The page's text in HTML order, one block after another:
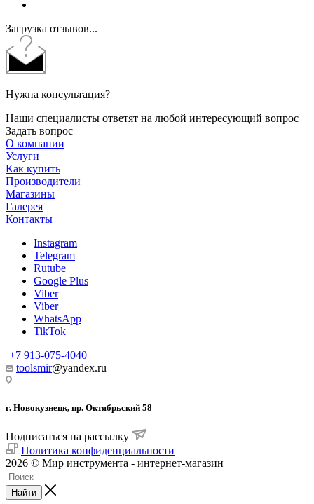
Загрузка отзывов...
Нужна консультация?
Наши специалисты ответят на любой интересующий вопрос
Задать вопрос
О компании
Услуги
Как купить
Производители
Магазины
Галерея
Контакты
Instagram
Telegram
Rutube
Google Plus
Viber
Viber
WhatsApp
TikTok
+7 913-075-4040
toolsmir@yandex.ru
г. Новокузнецк, пр. Октябрьский 58
Подписаться на рассылку
Политика конфиденциальности
2026 © Мир инструмента - интернет-магазин
Найти